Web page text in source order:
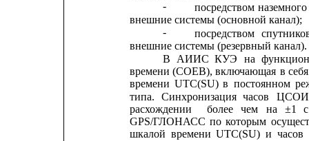
-
посредством наземного
внешние системы (основной канал);
-
посредством
внешние системы (резервный канал).
В
АИИС КУЭ на
времени (СОЕВ), включающая в
времени UTC(SU) в постоянном
типа.
Синхронизация часов
ЦСОИ
расхождении
более чем на ±1
GPS/ГЛОНАСС по которым
шкалой времени UTC(SU) и часов